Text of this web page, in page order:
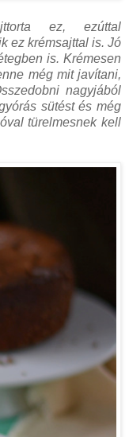
ez, ezúttal
ez krémsajttal is. Jó
is. Krémesen
még mit javítani,
nagyjából
sütést és még
türelmesnek kell